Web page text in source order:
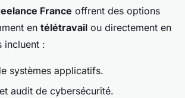
France offrent des options
en télétravail ou directement en
incluent :
systèmes applicatifs.
audit de cybersécurité.